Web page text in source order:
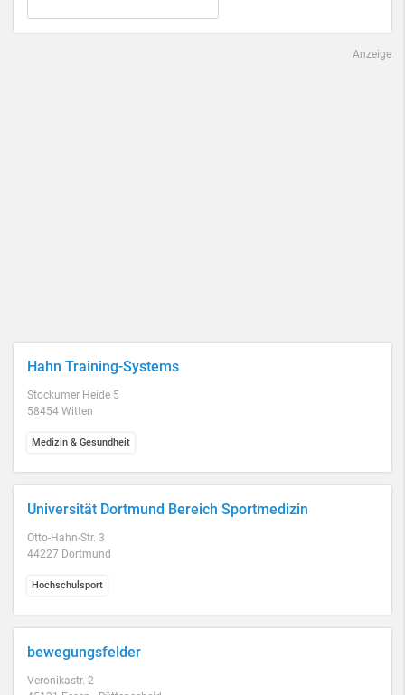
Anzeige
Hahn Training-Systems
Stockumer Heide 5
58454 Witten
Medizin & Gesundheit
Universität Dortmund Bereich Sportmedizin
Otto-Hahn-Str. 3
44227 Dortmund
Hochschulsport
bewegungsfelder
Veronikastr. 2